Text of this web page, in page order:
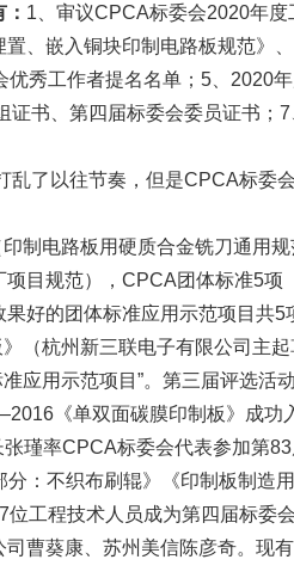
1、审议CPCA标委会2020年
、嵌入铜块印制电路板规范》
秀工作者提名名单；5、2020
证书、第四届标委会委员证书；
以往节奏，但是CPCA标委会
电路板用硬质合金铣刀通用规
目规范），CPCA团体标准5
好的团体标准应用示范项目
（杭州新三联电子有限公司主
应用示范项目”。第三届评选活
《单双面碳膜印制板》成功
瑾率CPCA标委会代表参加第
分：不织布刷辊》《印制板制
位工程技术人员成为第四届标委
曹葵康、苏州美信陈彦奇。现